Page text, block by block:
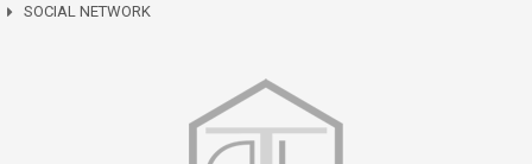
SOCIAL NETWORK